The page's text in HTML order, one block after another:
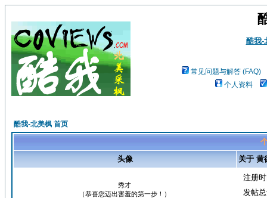
酷我-
常见问题与解答 (FAQ)
个人资料
酷我-北美枫 首页
头像
关于 黄
秀才
（恭喜您迈出害羞的第一步！）
注册
发帖